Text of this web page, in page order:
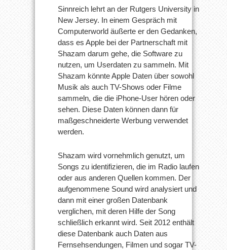
Sinnreich lehrt an der Rutgers University in
New Jersey. In einem Gespräch mit
Computerworld äußerte er den Gedanken,
dass es Apple bei der Partnerschaft mit
Shazam darum gehe, die Software zu
nutzen, um Userdaten zu sammeln. Mit
Shazam könnte Apple Daten über sowohl
Musik als auch TV-Shows oder Filme
sammeln, die die iPhone-User hören oder
sehen. Diese Daten können dann für
maßgeschneiderte Werbung verwendet
werden.
Shazam wird vornehmlich genutzt, um
Songs zu identifizieren, die im Radio laufen
oder aus anderen Quellen kommen. Der
aufgenommene Sound wird analysiert und
dann mit einer großen Datenbank
verglichen, mit deren Hilfe der Song
schließlich erkannt wird. Seit 2012 enthält
diese Datenbank auch Daten aus
Fernsehsendungen, Filmen und sogar TV-